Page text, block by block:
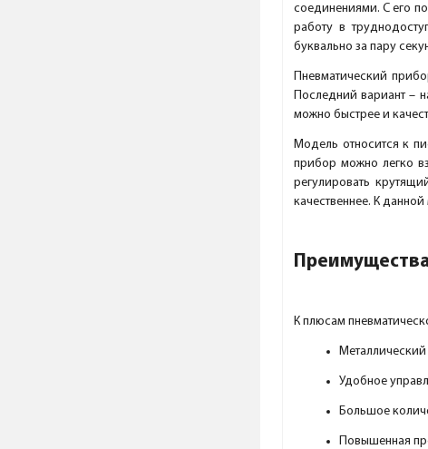
соединениями. С его
работу в
буквально за пару
Пневматический
Последний вариант –
можно быстрее и
Модель относится к
прибор можно легко
регулировать
качественнее. К
К плюсам
Металлический
Удобное
Большое
Повышенная